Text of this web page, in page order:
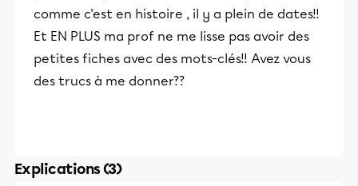
comme c'est en histoire , il y a plein de dates!!
Et EN PLUS ma prof ne me lisse pas avoir des
petites fiches avec des mots-clés!! Avez vous
des trucs à me donner??
Explications (3)